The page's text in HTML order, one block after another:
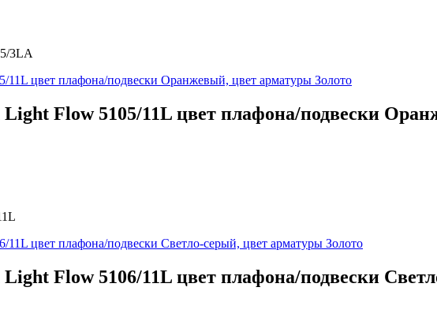
3LA
Flow 5105/11L цвет плафона/подвески
Flow 5106/11L цвет плафона/подвески